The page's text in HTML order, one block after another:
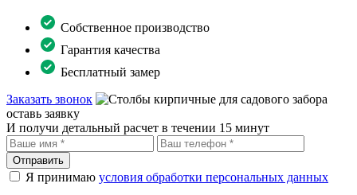
Собственное производство
Гарантия качества
Бесплатный замер
Заказать звонок
оставь заявку
И получи детальный расчет в течении 15 минут
Отправить
Я принимаю условия обработки персональных данных